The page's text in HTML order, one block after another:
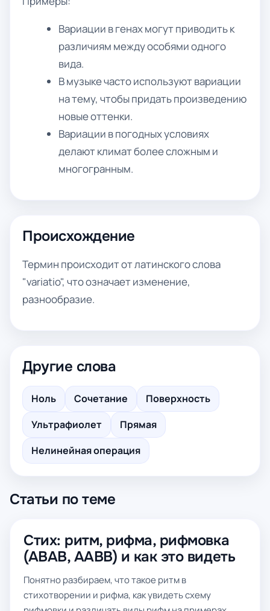
Вариации в генах могут приводить к
различиям между особями одного
вида.
В музыке часто используют вариации
на тему, чтобы придать произведению
новые оттенки.
Вариации в погодных условиях
делают климат более сложным и
многогранным.
Происхождение
Термин происходит от латинского слова
"variatio", что означает изменение,
разнообразие.
Другие слова
Ноль Сочетание
Поверхность
Ультрафиолет
Прямая
Нелинейная операция
Статьи по теме
Стих: ритм, рифма, рифмовка
(ABAB, AABB) и как это видеть
Понятно разбираем, что такое ритм в
стихотворении и рифма, как увидеть схему